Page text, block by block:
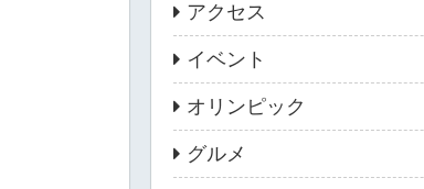
アクセス
イベント
オリンピック
グルメ